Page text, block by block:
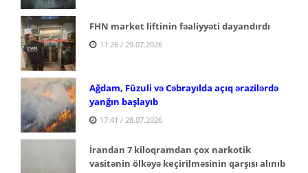
FHN market liftinin fəaliyyəti dayandırdı
11:26 / 29.07.2026
Ağdam, Füzuli və Cəbrayılda açıq ərazilərdə
yanğın başlayıb
17:41 / 28.07.2026
İrandan 7 kiloqramdan çox narkotik
vasitənin ölkəyə keçirilməsinin qarşısı alınıb